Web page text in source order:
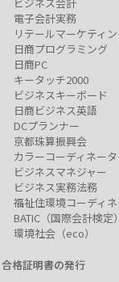
電子会計実務
リテールマーケティン
日商プログラミング
日商PC
キータッチ2000
ビジネスキーボード
日商ビジネス英語
DCプランナー
京都珠算振興会
カラーコーディネー
ビジネスマネジャー
ビジネス実務法務
福祉住環境コーディ
BATIC（国際会計検定）
環境社会（eco）
合格証明書の発行